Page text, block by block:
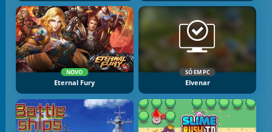
NOVO
Eternal Fury
SÓ EM PC
Elvenar